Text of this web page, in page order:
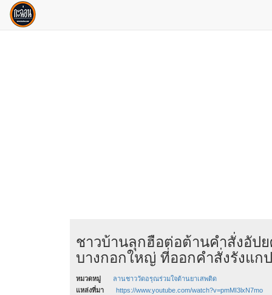
ชาวบ้านลุกฮือต่อต้านคำสั่งอัปย
บางกอกใหญ่ ที่ออกคำสั่งรังแก
หมวดหมู่
ลานชาววัดอรุณร่วมใจต้านยาเสพติด
แหล่งที่มา
https://www.youtube.com/watch?v=pmMI3lxN7mo